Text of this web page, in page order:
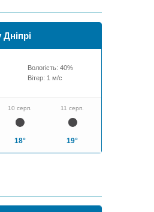
Вологість: 40%
Вітер: 1 м/с
10 серп.
18°
11 серп.
19°